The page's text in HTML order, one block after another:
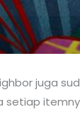
juga